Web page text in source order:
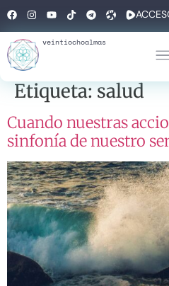
veintiochoalmas
Etiqueta:salud
Cuando nuestras
sinfonía de nuestro